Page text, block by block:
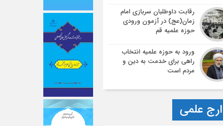
رقابت داوطلبان سربازی امام
زمان(عج) در آزمون ورودی
حوزه علمیه قم
ورود به حوزه علمیه انتخاب
راهی برای خدمت به دین و
مردم است
علمی